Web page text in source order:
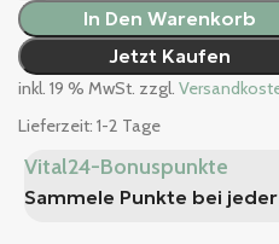
In Den Warenkorb
Jetzt Kaufen
inkl. 19 % MwSt. zzgl.
Lieferzeit: 1-2 Tage
Vital24-Bonuspunkte
Sammele Punkte bei